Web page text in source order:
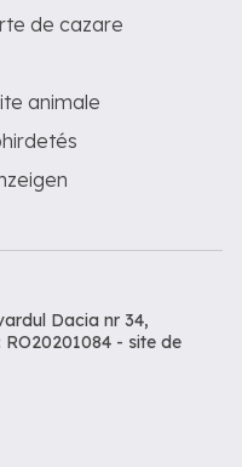
de cazare
animale
Dacia nr 34,
- site de